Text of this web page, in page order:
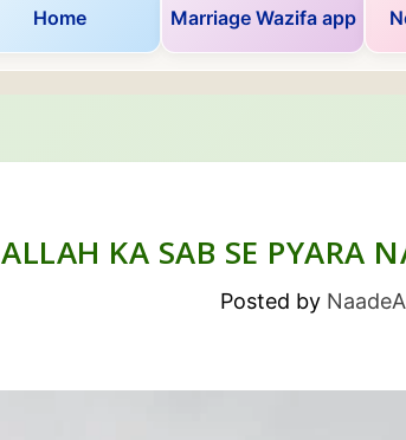
Home Marriage Wazifa app
ALLAH KA SAB SE PYARA
Posted by